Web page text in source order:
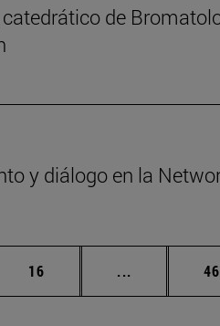
de
y diálogo en la
desplazarse.
Página
16 ... Páginas 46